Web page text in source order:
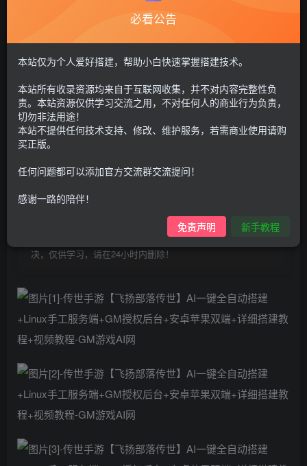
传奇世界8
G币30 限时特惠
G币100
个人会员G币9.9 至尊会员 免费
购买前请先看完新手教程,未认真看完一切问题自行解决
点击查看
仅支持云服务器搭建，适用于小白快速搭建，只能确保安卓正
常进入游戏和后台使用，如有苹果请自测，游戏多少自带一些
bug，若后面因为bug或者其他原因导致游戏无法进入请自行解
决，仅供学习，请在24小时内删除！
付费资源
必看公告
本站仅为个人爱好搭建，帮助小白快速掌握搭建技术。
本站所有收录资源均来自于互联网收集，并不对内容完整性负
责。本站资源仅供学习交流之用，不对任何人的商业行为负责，
切勿非法用途！
本站不提供任何技术支持、修改、维护服务，若需商业使用请购
买正版。
任何问题都可以添加官方交流群交流提问！
感谢一路的陪伴！
免责声明 新手教程